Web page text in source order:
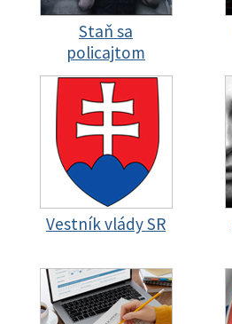
Staň sa
policajtom
Vestník vlády SR